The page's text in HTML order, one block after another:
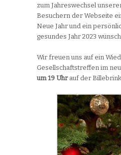
zum Jahreswechsel
Besuchern der Webseite
Neue Jahr und ein
gesundes Jahr 2023
Wir freuen uns auf ein
Gesellschaftstreffen im
um 19 Uhrauf der